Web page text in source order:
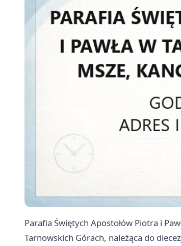
Parafia Świętych Apostołów Piotra i
Tarnowskich Górach, należąca do